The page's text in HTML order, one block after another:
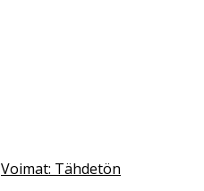
Voimat: Tähdetön